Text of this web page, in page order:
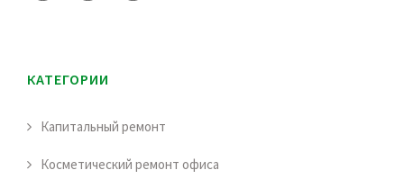
КАТЕГОРИИ
Капитальный ремонт
Косметический ремонт офиса